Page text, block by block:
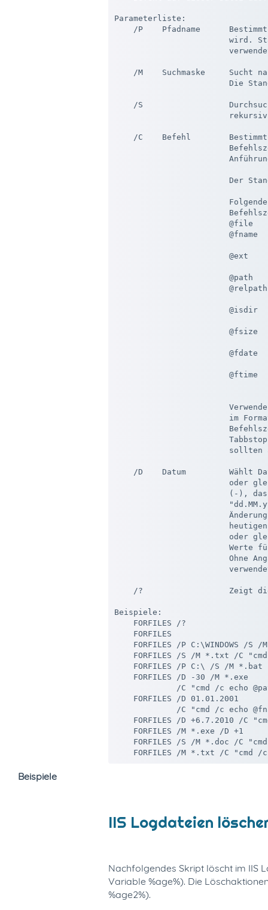
Parameterliste:
/P    Pfadname
wird.
/M    Suchmaske     Sucht
Die
/S
/C    Befehl
Der
@file
@fname
@ext
@path
@isdir
@fsize
@fdate
@ftime
im
sollten
/D    Datum         Wählt
oder
(-),
oder
Werte
Ohne
/?                  Zeigt
Beispiele:
    FORFILES /?
    FORFILES
FORFILES /P C:\WINDOWS /S
FORFILES /S /M *.txt /C
    FORFILES /P C:\ /S /M *.bat
    FORFILES /D -30 /M *.exe
/C "cmd /c echo
    FORFILES /D 01.01.2001
/C "cmd /c echo
FORFILES /D +6.7.2010 /C
    FORFILES /M *.exe /D +1
FORFILES /S /M *.doc /C
Beispiele
IIS Logdateien
Nachfolgendes Skript löscht im IIS
Variable %age%). Die
%age2%).